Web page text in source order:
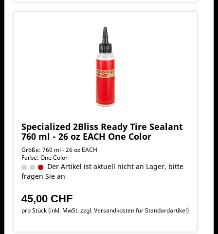
Specialized 2Bliss Ready Tire Sealant
760 ml - 26 oz EACH One Color
Größe: 760 ml - 26 oz EACH
Farbe: One Color
Der Artikel ist aktuell nicht an Lager, bitte
fragen Sie an
45,00 CHF
pro Stück (inkl. MwSt. zzgl.Versandkosten für Standardartikel)